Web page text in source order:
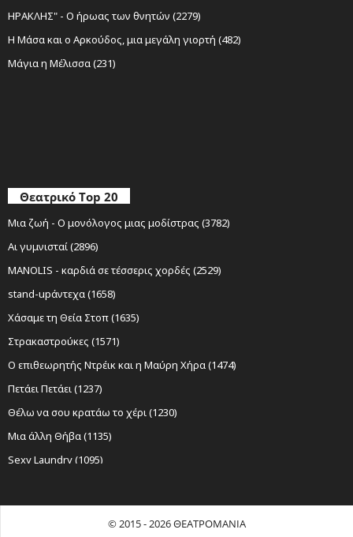
ΗΡΑΚΛΗΣ" - Ο ήρωας των θνητών (2279)
Η Μάσα και ο Αρκούδος, μια μεγάλη γιορτή (482)
Μάγια η Μέλισσα (231)
Θεατρικό Top 20
Μια ζωή - Ο μονόλογος μιας μοδίστρας (3782)
Αι γυμνισταί (2896)
MANOLIS - καρδιά σε τέσσερις χορδές (2529)
stand-upάντεχα (1658)
Χάσαμε τη Θεία Στοπ (1635)
Στρακαστρούκες (1571)
Ο επιθεωρητής Ντρέικ και η Μαύρη Χήρα (1474)
Πετάει Πετάει (1237)
Θέλω να σου κρατάω το χέρι (1230)
Μια άλλη Θήβα (1135)
Sexy Laundry (1095)
Ο Σώζων Εαυτόν Σωθήτω (1019)
Όχι Άλλο Κάρβουνο (959)© 2015 - 2026 ΘΕΑΤΡΟΜΑΝΙΑ